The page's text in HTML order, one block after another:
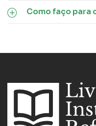
Como faço para